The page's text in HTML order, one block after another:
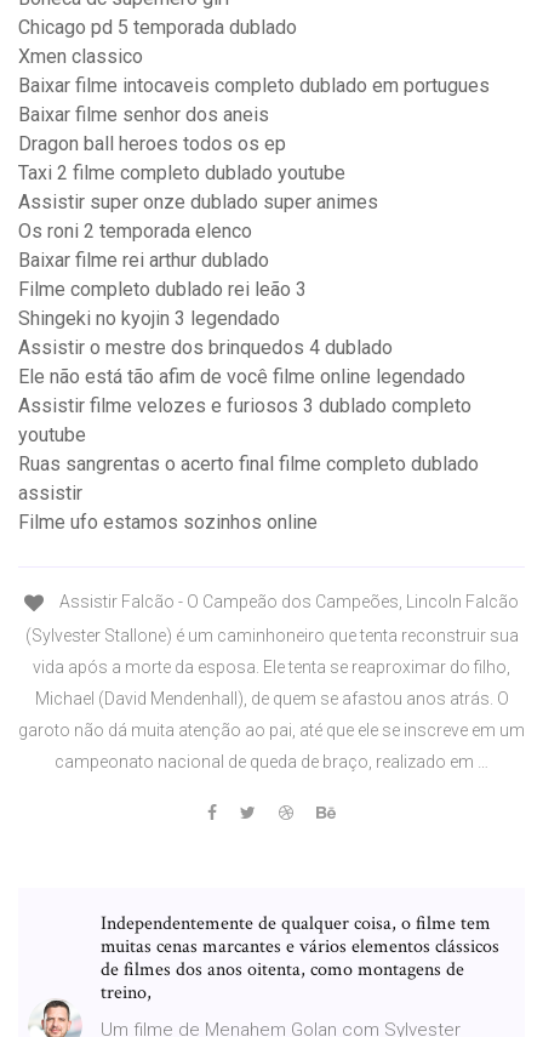
Chicago pd 5 temporada dublado
Xmen classico
Baixar filme intocaveis completo dublado em portugues
Baixar filme senhor dos aneis
Dragon ball heroes todos os ep
Taxi 2 filme completo dublado youtube
Assistir super onze dublado super animes
Os roni 2 temporada elenco
Baixar filme rei arthur dublado
Filme completo dublado rei leão 3
Shingeki no kyojin 3 legendado
Assistir o mestre dos brinquedos 4 dublado
Ele não está tão afim de você filme online legendado
Assistir filme velozes e furiosos 3 dublado completo
youtube
Ruas sangrentas o acerto final filme completo dublado
assistir
Filme ufo estamos sozinhos online
Assistir Falcão - O Campeão dos Campeões, Lincoln Falcão
(Sylvester Stallone) é um caminhoneiro que tenta reconstruir sua
vida após a morte da esposa. Ele tenta se reaproximar do filho,
Michael (David Mendenhall), de quem se afastou anos atrás. O
garoto não dá muita atenção ao pai, até que ele se inscreve em um
campeonato nacional de queda de braço, realizado em …
Independentemente de qualquer coisa, o filme tem
muitas cenas marcantes e vários elementos clássicos
de filmes dos anos oitenta, como montagens de
treino,
Um filme de Menahem Golan com Sylvester